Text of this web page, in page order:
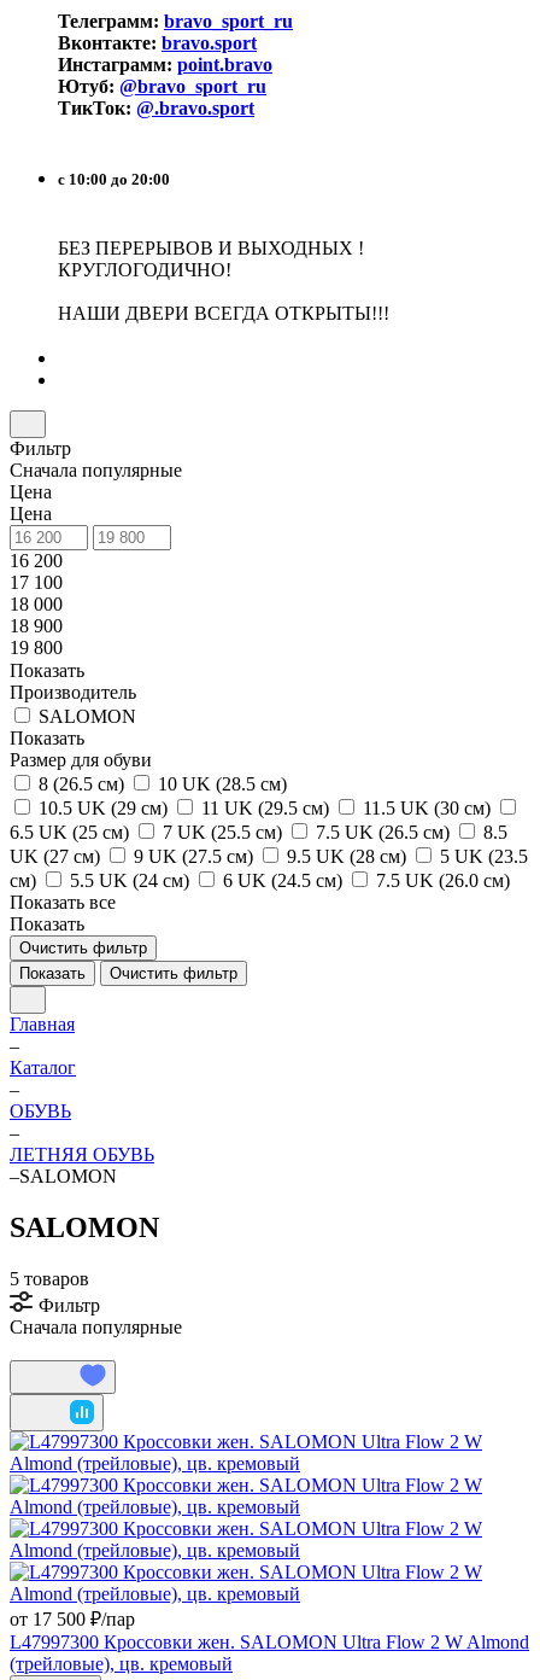
Телеграмм: bravo_sport_ru
Вконтакте: bravo.sport
Инстаграмм: point.bravo
Ютуб: @bravo_sport_ru
ТикТок: @.bravo.sport
с 10:00 до 20:00
БЕЗ ПЕРЕРЫВОВ И ВЫХОДНЫХ !
КРУГЛОГОДИЧНО!
НАШИ ДВЕРИ ВСЕГДА ОТКРЫТЫ!!!
Фильтр
Сначала популярные
Цена
Цена
16 200
17 100
18 000
18 900
19 800
Показать
Производитель
SALOMON
Показать
Размер для обуви
8 (26.5 см)
10 UK (28.5 см)
10.5 UK (29 см)
11 UK (29.5 см)
11.5 UK (30 см)
6.5 UK (25 см)
7 UK (25.5 см) 7.5 UK (26.5 см)
8.5
UK (27 см)
9 UK (27.5 см) 9.5 UK (28 см)
5 UK (23.5
см)
5.5 UK (24 см) 6 UK (24.5 см)
7.5 UK (26.0 см)
Показать все
Показать
Очистить фильтр
Показать
Очистить фильтр
Главная
–
Каталог
–
ОБУВЬ
–
ЛЕТНЯЯ ОБУВЬ
–SALOMON
SALOMON
5 товаров
Фильтр
Сначала популярные
от 17 500 ₽/пар
L47997300 Кроссовки жен. SALOMON Ultra Flow 2 W Almond
(трейловые), цв. кремовый